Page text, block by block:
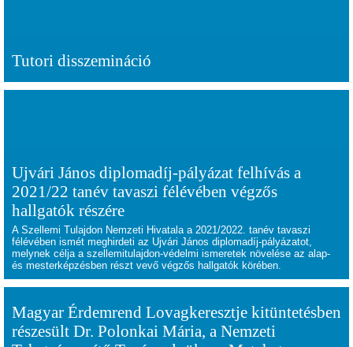
Tutori disszemináció
Ujvári János diplomadíj-pályázat felhívás a
2021/22 tanév tavaszi félévében végzős
hallgatók részére
A Szellemi Tulajdon Nemzeti Hivatala a 2021/2022. tanév tavaszi
félévében ismét meghirdeti az Ujvári János diplomadíj-pályázatot,
melynek célja a szellemitulajdon-védelmi ismeretek növelése az alap-
és mesterképzésben részt vevő végzős hallgatók körében.
Magyar Érdemrend Lovagkeresztje kitüntetésben
részesült Dr. Polonkai Mária, a Nemzeti